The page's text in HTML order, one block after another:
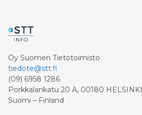
Oy Suomen Tietotoimisto
tiedote@stt.fi
(09) 6958 1286
Porkkalankatu 20 A, 00180 HELSINKI
Suomi – Finland